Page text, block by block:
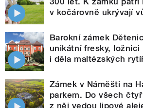
v kočárovně ukrývají
Barokní zámek
unikátní fresky, ložnici
i děla maltézských
Zámek v Náměšti na
parkem. Do všech
z něj vedou lipové